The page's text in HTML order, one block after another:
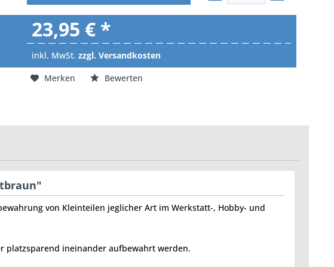
23,95 € *
inkl. MwSt.zzgl. Versandkosten
Merken
Bewerten
von Kleinteilen jeglicher Art im Werkstatt-, Hobby- und
platzsparend ineinander aufbewahrt werden.